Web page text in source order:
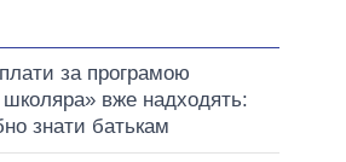
за програмою
школяра» вже надходять:
знати батькам